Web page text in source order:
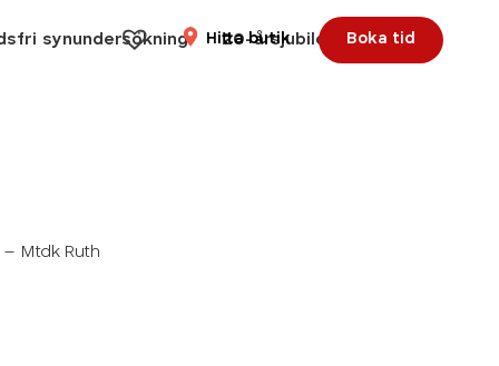
synundersökning 20-årsjubileum
Hitta butik Boka tid
– Mtdk Ruth